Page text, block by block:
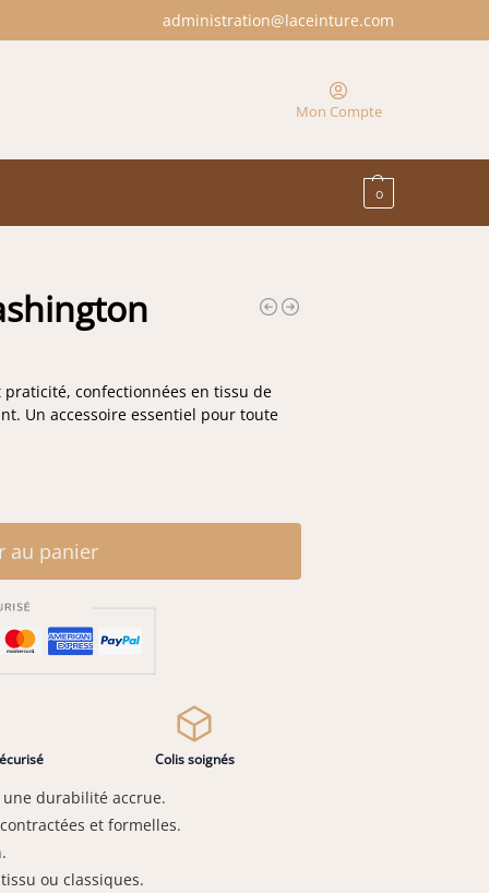
administration@laceinture.com
Mon Compte
0
confectionnées en tissu de
Un accessoire essentiel pour toute
au panier
Colis soignés
durabilité accrue.
et formelles.
ou classiques.